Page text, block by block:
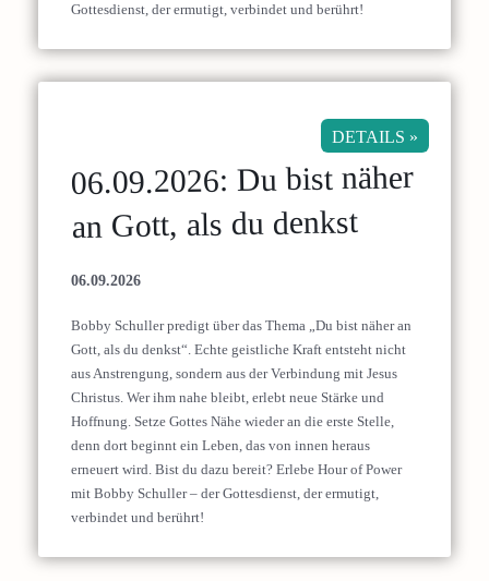
Gottesdienst, der ermutigt, verbindet und berührt!
DETAILS »
06.09.2026: Du bist näher
an Gott, als du denkst
06.09.2026
Bobby Schuller predigt über das Thema „Du bist näher an
Gott, als du denkst“. Echte geistliche Kraft entsteht nicht
aus Anstrengung, sondern aus der Verbindung mit Jesus
Christus. Wer ihm nahe bleibt, erlebt neue Stärke und
Hoffnung. Setze Gottes Nähe wieder an die erste Stelle,
denn dort beginnt ein Leben, das von innen heraus
erneuert wird. Bist du dazu bereit? Erlebe Hour of Power
mit Bobby Schuller – der Gottesdienst, der ermutigt,
verbindet und berührt!